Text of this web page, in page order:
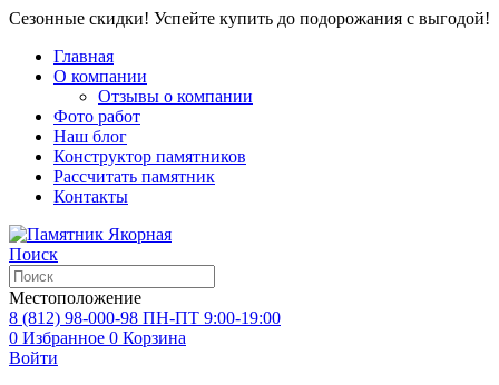
Сезонные скидки! Успейте купить до подорожания с выгодой!
Главная
О компании
Отзывы о компании
Фото работ
Наш блог
Конструктор памятников
Рассчитать памятник
Контакты
Поиск
Местоположение
8 (812) 98-000-98 ПН-ПТ 9:00-19:00
0 Избранное 0 Корзина
Войти